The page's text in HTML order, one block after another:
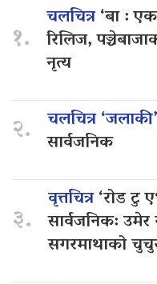
१.
चलचित्र‘बा :
रिलिज,
नृत्य
२. चलचित्र ‘जलाकी’
सार्वजनिक
३.
वृत्तचित्र‘रोड टु
सार्वजनिक: उमेर
सगरमाथाको